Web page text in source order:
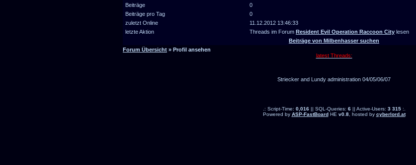
Beiträge
0
Beiträge pro Tag
0
zuletzt Online
11.12.2012 13:46:33
letzte Aktion
Threads im Forum Resident Evil Operation Raccoon City lesen
Beiträge von Milbenhasser suchen
Forum Übersicht » Profil ansehen
latest Threads:
Striecker and Lundy administration 04/05/06/07
.: Script-Time: 0,016|| SQL-Queries: 6|| Active-Users: 3 315:.
Powered by ASP-FastBoardHE v0.8, hosted by cyberlord.at